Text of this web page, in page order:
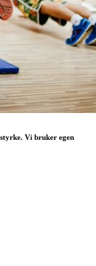
Vi bruker egen